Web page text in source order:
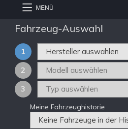
MENÜ
Fahrzeug-Auswahl
1
2
3
Meine Fahrzeughistorie